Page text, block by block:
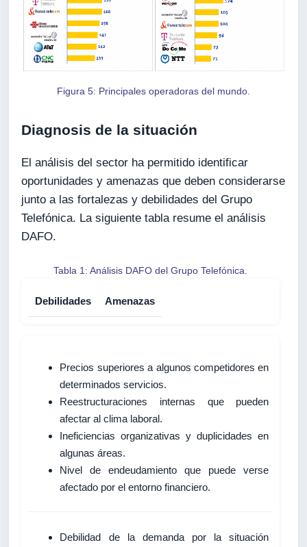
Figura 5: Principales operadoras del mundo.
Diagnosis de la situación
El análisis del sector ha permitido identificar
oportunidades y amenazas que deben considerarse
junto a las fortalezas y debilidades del Grupo
Telefónica. La siguiente tabla resume el análisis
DAFO.
Tabla 1: Análisis DAFO del Grupo Telefónica.
Debilidades Amenazas
Precios superiores a algunos competidores en
determinados servicios.
Reestructuraciones internas que pueden
afectar al clima laboral.
Ineficiencias organizativas y duplicidades en
algunas áreas.
Nivel de endeudamiento que puede verse
afectado por el entorno financiero.
Debilidad de la demanda por la situación